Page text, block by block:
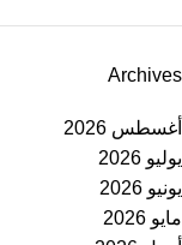
Archives
أغسطس 2026
يوليو 2026
يونيو 2026
مايو 2026